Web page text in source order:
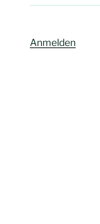
Anmelden